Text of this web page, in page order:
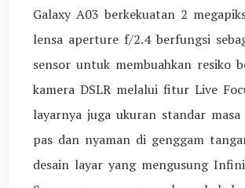
Galaxy A03 berkekuatan 2
lensa aperture f/2.4 berfungsi
sensor untuk membuahkan resiko
kamera DSLR melalui fitur Live
layarnya juga ukuran standar
pas dan nyaman di genggam
desain layar yang mengusung